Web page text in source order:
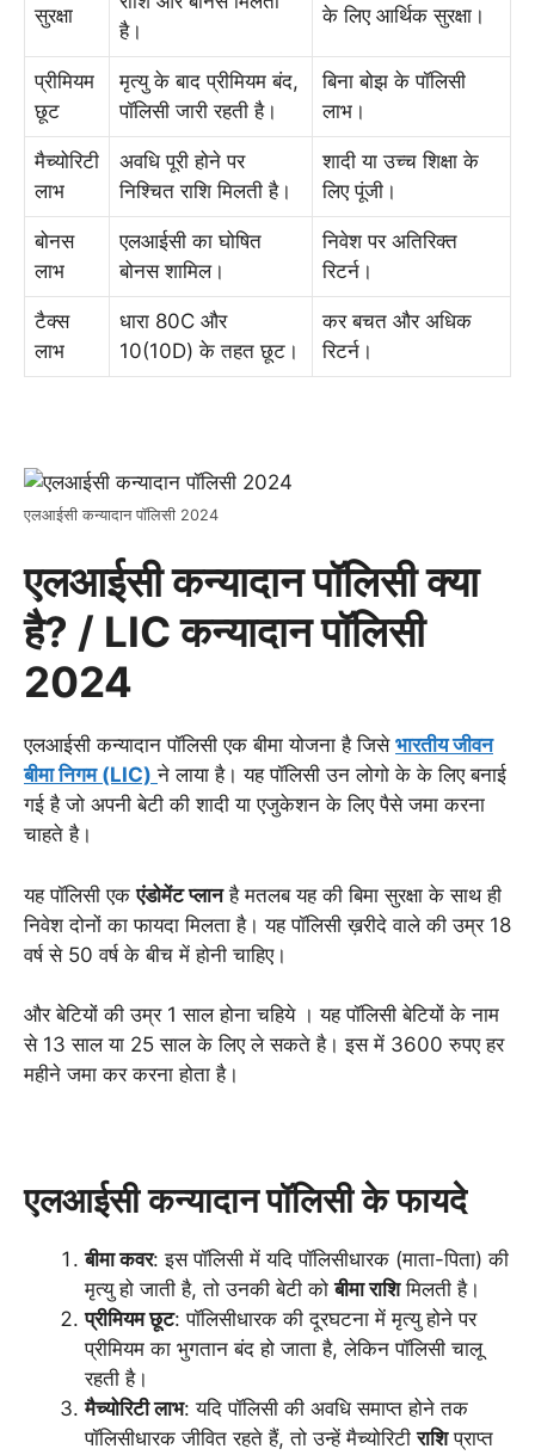
सुरक्षा
है।
के लिए आर्थिक सुरक्षा।
प्रीमियम
छूट
मृत्यु के बाद प्रीमियम बंद,
पॉलिसी जारी रहती है।
बिना बोझ के पॉलिसी
लाभ।
मैच्योरिटी
लाभ
अवधि पूरी होने पर
निश्चित राशि मिलती है।
शादी या उच्च शिक्षा के
लिए पूंजी।
बोनस
लाभ
एलआईसी का घोषित
बोनस शामिल।
निवेश पर अतिरिक्त
रिटर्न।
टैक्स
लाभ
धारा 80C और
10(10D) के तहत छूट।
कर बचत और अधिक
रिटर्न।
एलआईसी कन्यादान पॉलिसी 2024
एलआईसी कन्यादान पॉलिसी क्या
है? / LIC कन्यादान पॉलिसी
2024
एलआईसी कन्यादान पॉलिसी एक बीमा योजना है जिसे भारतीय जीवन
बीमा निगम (LIC) ने लाया है। यह पॉलिसी उन लोगो के के लिए बनाई
गई है जो अपनी बेटी की शादी या एजुकेशन के लिए पैसे जमा करना
चाहते है।
यह पॉलिसी एकएंडोमेंट प्लानहै मतलब यह की बिमा सुरक्षा के साथ ही
निवेश दोनों का फायदा मिलता है। यह पॉलिसी ख़रीदे वाले की उम्र 18
वर्ष से 50 वर्ष के बीच में होनी चाहिए।
और बेटियों की उम्र 1 साल होना चहिये । यह पॉलिसी बेटियों के नाम
से 13 साल या 25 साल के लिए ले सकते है। इस में 3600 रुपए हर
महीने जमा कर करना होता है।
एलआईसी कन्यादान पॉलिसी के फायदे
बीमा कवर: इस पॉलिसी में यदि पॉलिसीधारक (माता-पिता) की
मृत्यु हो जाती है, तो उनकी बेटी कोबीमा राशिमिलती है।
प्रीमियम छूट: पॉलिसीधारक की दूरघटना में मृत्यु होने पर
प्रीमियम का भुगतान बंद हो जाता है, लेकिन पॉलिसी चालू
रहती है।
मैच्योरिटी लाभ: यदि पॉलिसी की अवधि समाप्त होने तक
पॉलिसीधारक जीवित रहते हैं, तो उन्हें मैच्योरिटीराशिप्राप्त